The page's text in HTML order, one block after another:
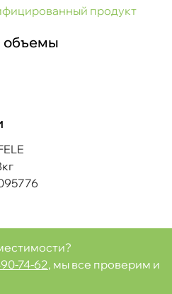
продукт
объемы
74-62, мы все проверим и
H1 (18 кг) 0095776
2000₽)